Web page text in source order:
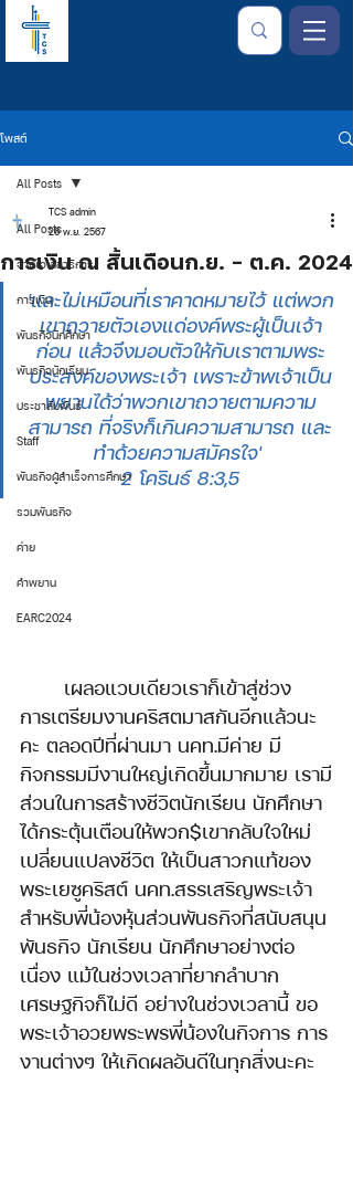
โพสต์
All Posts
จากใจเลขาธิการ
การเงิน
พันธกิจนักศึกษา
พันธกิจนักเรียน
ประชาสัมพันธ์
Staff
พันธกิจผู้สำเร็จการศึกษา
รวมพันธกิจ
ค่าย
คำพยาน
EARC2024
All Posts
การเงิน ณ สิ้นเดือนก.ย. - ต.ค​. 2024
TCS admin
26 พ.ย. 2567
'และไม่เหมือนที่เราคาดหมายไว้ แต่พวก
เขาถวายตัวเองแด่องค์พระผู้เป็นเจ้า
ก่อน แล้วจึงมอบตัวให้กับเราตามพระ
ประสงค์ของพระเจ้า เพราะข้าพเจ้าเป็น
พยานได้ว่าพวกเขาถวายตามความ
สามารถ ที่จริงก็เกินความสามารถ และ
ทำด้วยความสมัครใจ'
2 โครินธ์ 8:3,5
การเตรียมงานคริสตมาสกันอีกแล้วนะ
คะ ตลอดปีที่ผ่านมา นคท.มีค่าย มี
กิจกรรมมีงานใหญ่เกิดขึ้นมากมาย เรามี
ส่วนในการสร้างชีวิตนักเรียน นักศึกษา
ได้กระตุ้นเตือนให้พวก$เขากลับใจใหม่
เปลี่ยนแปลงชีวิต ให้เป็นสาวกแท้ของ
พระเยซูคริสต์ นคท.สรรเสริญพระเจ้า
สำหรับพี่น้องหุ้นส่วนพันธกิจที่สนับสนุน
พันธกิจ นักเรียน นักศึกษาอย่างต่อ
เนื่อง แม้ในช่วงเวลาที่ยากลำบาก
เศรษฐกิจก็ไม่ดี อย่างในช่วงเวลานี้ ขอ
พระเจ้าอวยพระพรพี่น้องในกิจการ การ
งานต่างๆ ให้เกิดผลอันดีในทุกสิ่งนะคะ